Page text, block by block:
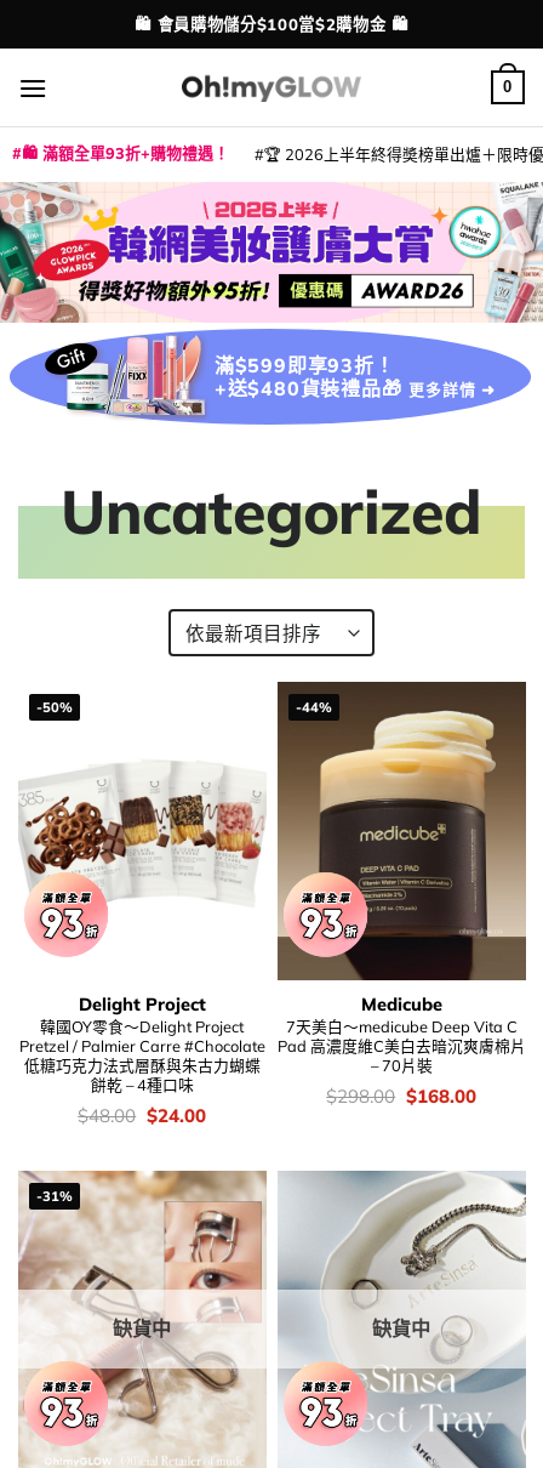
to
content
配送港澳
🛍️ 會員購物儲分$100當$2購物金 🛍️
0
🛍️ 滿額全單93折+購物禮遇！ 🏆 2026上半年終得奬榜單出爐＋限時
滿$599即享93折！
+送$480貨裝禮品🎁 更多詳情 ➜
Uncategorized
-50%
Delight Project
韓國OY零食～Delight Project
Pretzel / Palmier Carre #Chocolate
低糖巧克力法式層酥與朱古力蝴蝶
餅乾 – 4種口味
價
$48.00 Original
$48.00.
$24.00Current
$24.00.
-44%
Medicube
7天美白～medicube Deep Vita C
Pad 高濃度維C美白去暗沉爽膚棉片
– 70片裝
價
$298.00 Original
$168.00Current
-31%
缺貨中 缺貨中